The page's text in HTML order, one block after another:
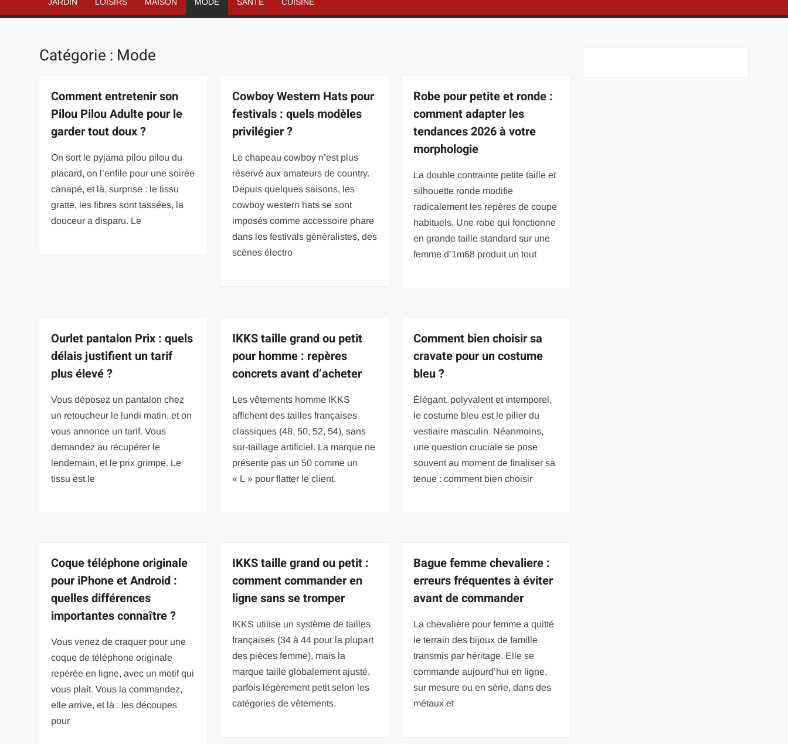
Catégorie : Mode
Comment entretenir son
Pilou Pilou Adulte pour le
garder tout doux ?
On sort le pyjama pilou pilou du
placard, on l’enfile pour une soirée
canapé, et là, surprise : le tissu
gratte, les fibres sont tassées, la
douceur a disparu. Le
Cowboy Western Hats pour
festivals : quels modèles
privilégier ?
Le chapeau cowboy n’est plus
réservé aux amateurs de country.
Depuis quelques saisons, les
cowboy western hats se sont
imposés comme accessoire phare
dans les festivals généralistes, des
scènes électro
Robe pour petite et ronde :
comment adapter les
tendances 2026 à votre
morphologie
La double contrainte petite taille et
silhouette ronde modifie
radicalement les repères de coupe
habituels. Une robe qui fonctionne
en grande taille standard sur une
femme d’1m68 produit un tout
Ourlet pantalon Prix : quels
délais justifient un tarif
plus élevé ?
Vous déposez un pantalon chez
un retoucheur le lundi matin, et on
vous annonce un tarif. Vous
demandez au récupérer le
lendemain, et le prix grimpe. Le
tissu est le
IKKS taille grand ou petit
pour homme : repères
concrets avant d’acheter
Les vêtements homme IKKS
affichent des tailles françaises
classiques (48, 50, 52, 54), sans
sur-taillage artificiel. La marque ne
présente pas un 50 comme un
« L » pour flatter le client.
Comment bien choisir sa
cravate pour un costume
bleu ?
Élégant, polyvalent et intemporel,
le costume bleu est le pilier du
vestiaire masculin. Néanmoins,
une question cruciale se pose
souvent au moment de finaliser sa
tenue : comment bien choisir
Coque téléphone originale
pour iPhone et Android :
quelles différences
importantes connaître ?
Vous venez de craquer pour une
coque de téléphone originale
repérée en ligne, avec un motif qui
vous plaît. Vous la commandez,
elle arrive, et là : les découpes
pour
IKKS taille grand ou petit :
comment commander en
ligne sans se tromper
IKKS utilise un système de tailles
françaises (34 à 44 pour la plupart
des pièces femme), mais la
marque taille globalement ajusté,
parfois légèrement petit selon les
catégories de vêtements.
Bague femme chevaliere :
erreurs fréquentes à éviter
avant de commander
La chevalière pour femme a quitté
le terrain des bijoux de famille
transmis par héritage. Elle se
commande aujourd’hui en ligne,
sur mesure ou en série, dans des
métaux et